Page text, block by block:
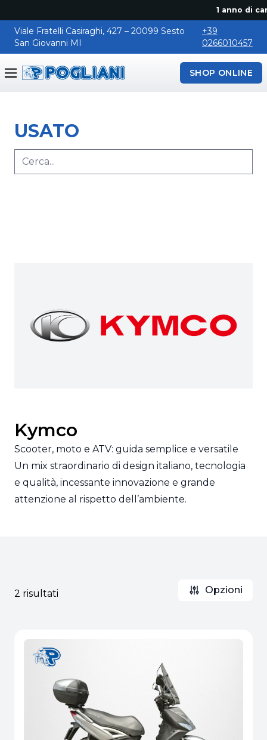
1 anno di
Viale Fratelli Casiraghi, 427 – 20099 Sesto
San Giovanni MI
+39
0266010457
SHOP ONLINE
USATO
Kymco
Scooter, moto e ATV: guida semplice e versatile
Un mix straordinario di design italiano, tecnologia
e qualità, incessante innovazione e grande
attenzione al rispetto dell’ambiente.
2 risultati Opzioni